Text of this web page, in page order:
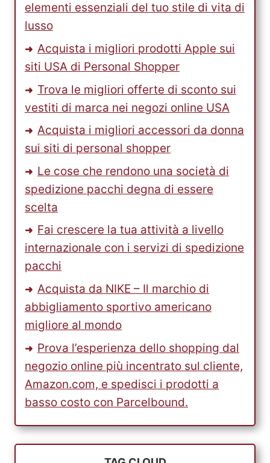
elementi essenziali del tuo stile di vita di
lusso
Acquista i migliori prodotti Apple sui
siti USA di Personal Shopper
Trova le migliori offerte di sconto sui
vestiti di marca nei negozi online USA
Acquista i migliori accessori da donna
sui siti di personal shopper
Le cose che rendono una società di
spedizione pacchi degna di essere
scelta
Fai crescere la tua attività a livello
internazionale con i servizi di spedizione
pacchi
Acquista da NIKE – Il marchio di
abbigliamento sportivo americano
migliore al mondo
Prova l’esperienza dello shopping dal
negozio online più incentrato sul cliente,
Amazon.com, e spedisci i prodotti a
basso costo con Parcelbound.